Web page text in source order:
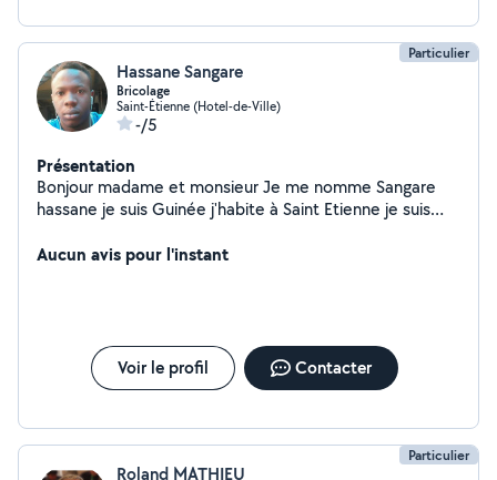
Particulier
Hassane Sangare
Bricolage
Saint-Étienne (Hotel-de-Ville)
-/5
Présentation
Bonjour madame et monsieur Je me nomme Sangare
hassane je suis Guinée j'habite à Saint Etienne je suis
bricolage montage des meubles
Aucun avis pour l'instant
Voir le profil Contacter
Particulier
Roland MATHIEU